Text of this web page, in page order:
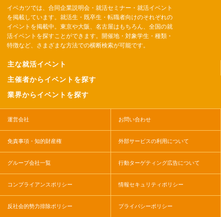
イベカツでは、合同企業説明会・就活セミナー・就活イベント
を掲載しています。就活生・既卒生・転職者向けのそれぞれの
イベントを掲載中。東京や大阪、名古屋はもちろん、全国の就
活イベントを探すことができます。開催地・対象学生・種類・
特徴など、さまざまな方法での横断検索が可能です。
主な就活イベント
主催者からイベントを探す
業界からイベントを探す
運営会社 お問い合わせ
免責事項・知的財産権 外部サービスの利用について
グループ会社一覧 行動ターゲティング広告について
コンプライアンスポリシー 情報セキュリティポリシー
反社会的勢力排除ポリシー プライバシーポリシー